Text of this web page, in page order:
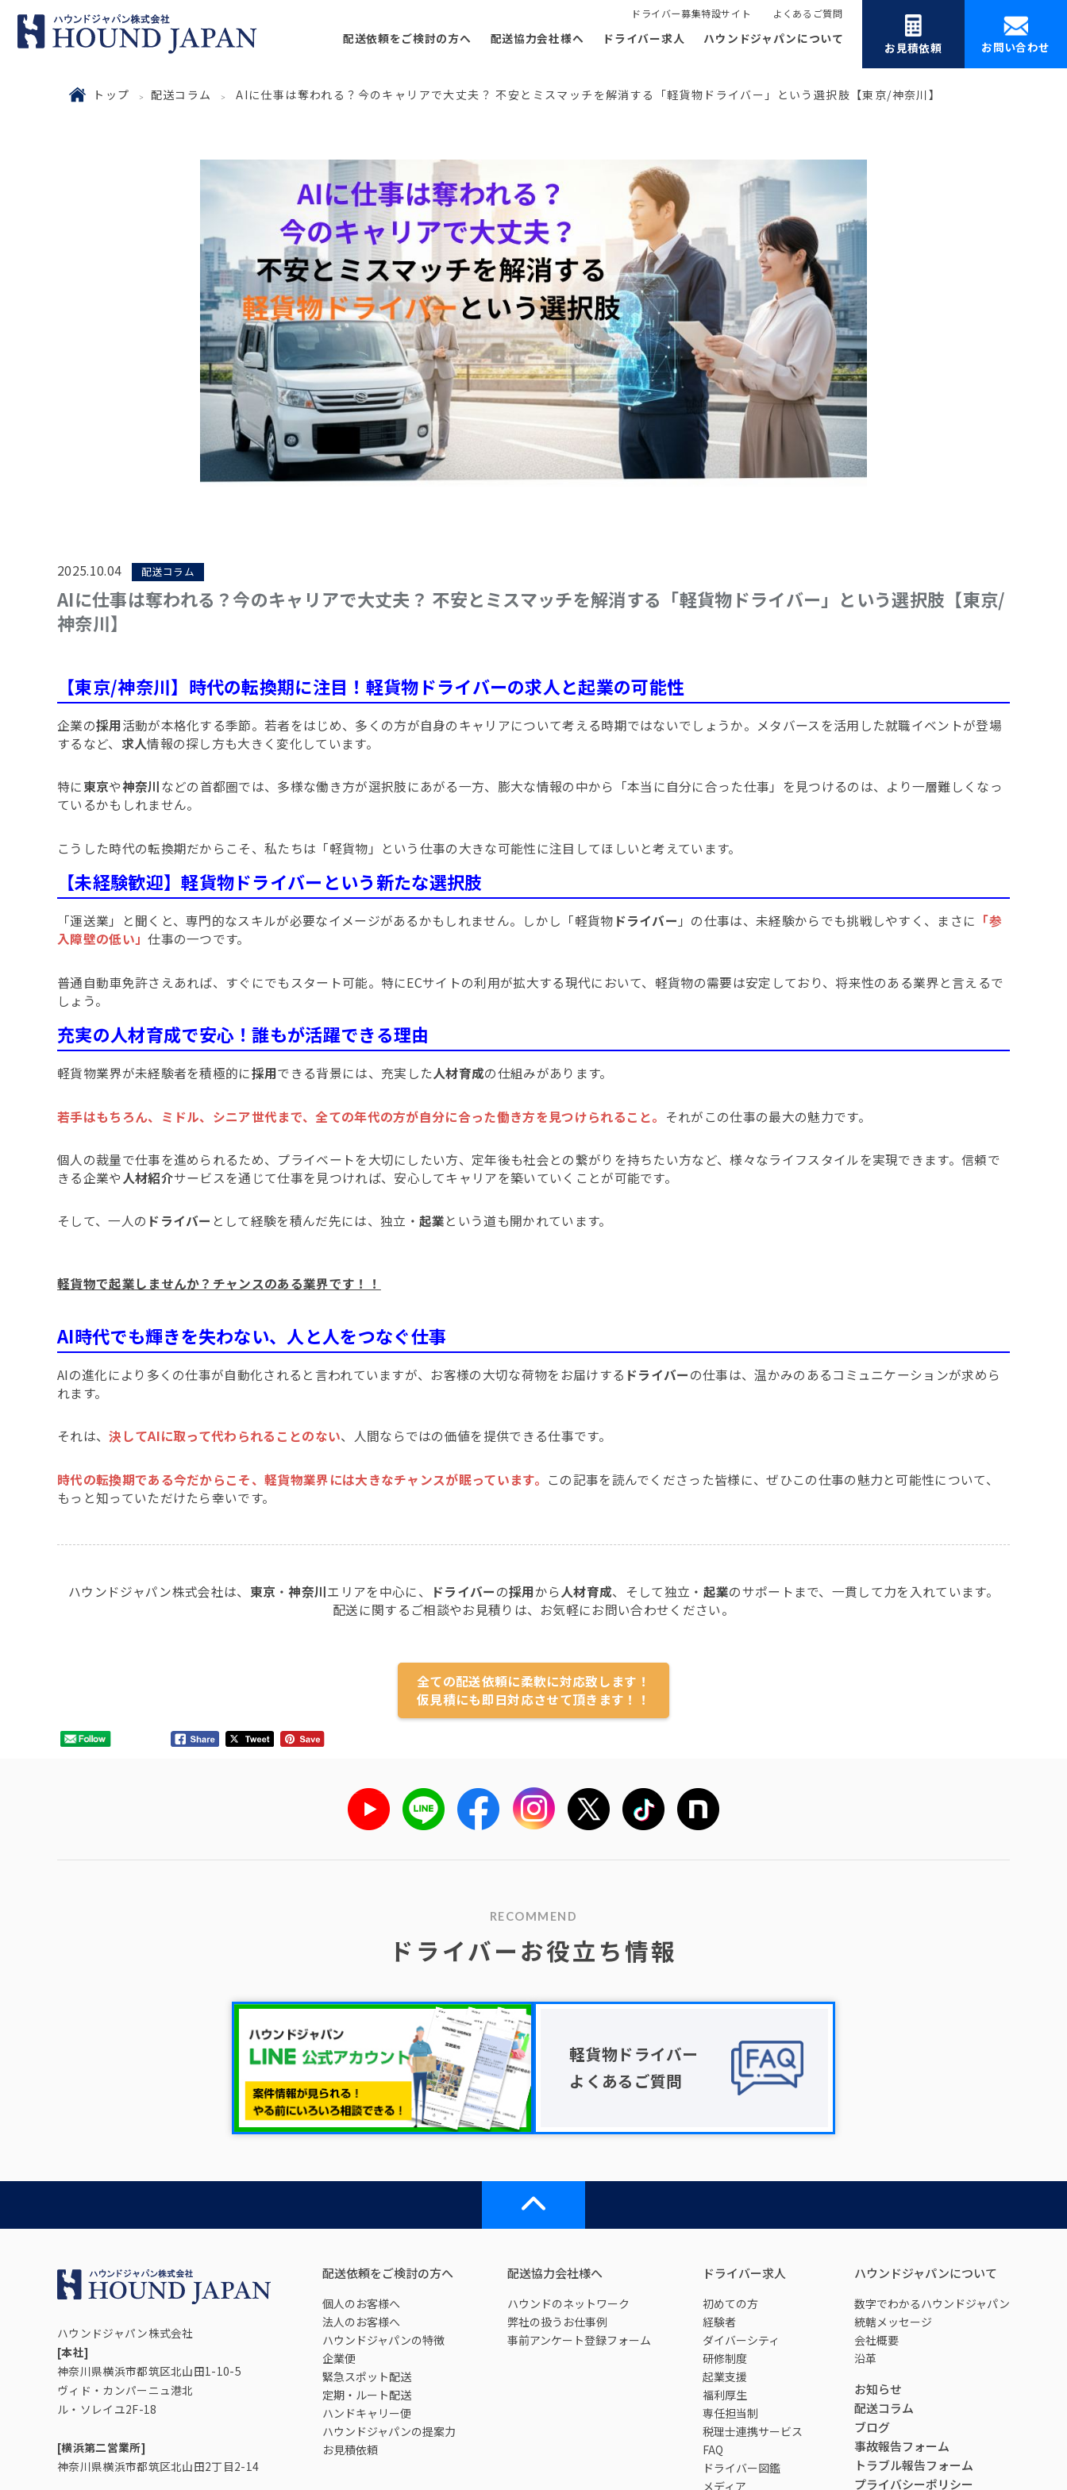
ドライバー募集特設サイト よくあるご質問
配送依頼をご検討の方へ 配送協力会社様へ ドライバー求人 ハウンドジャパンについて
お見積依頼 お問い合わせ
トップ 配送コラム AIに仕事は奪われる？今のキャリアで大丈夫？ 不安とミスマッチを解消する「軽貨物ドライバー」という選択肢【東京/神奈川】
2025.10.04 配送コラム
AIに仕事は奪われる？今のキャリアで大丈夫？ 不安とミスマッチを解消する「軽貨物ドライバー」という選択肢【東京/
神奈川】
【東京/神奈川】時代の転換期に注目！軽貨物ドライバーの求人と起業の可能性
企業の採用活動が本格化する季節。若者をはじめ、多くの方が自身のキャリアについて考える時期ではないでしょうか。メタバースを活用した就職イベントが登場
するなど、 求人情報の探し方も大きく変化しています。
特に東京や神奈川などの首都圏では、多様な働き方が選択肢にあがる一方、膨大な情報の中から「本当に自分に合った仕事」を見つけるのは、より一層難しくなっ
ているかもしれません。
こうした時代の転換期だからこそ、私たちは「軽貨物」という仕事の大きな可能性に注目してほしいと考えています。
【未経験歓迎】軽貨物ドライバーという新たな選択肢
「運送業」と聞くと、専門的なスキルが必要なイメージがあるかもしれません。しかし「軽貨物 ドライバー 」の仕事は、未経験からでも挑戦しやすく、まさに 「参
入障壁の低い」仕事の一つです。
普通自動車免許さえあれば、すぐにでもスタート可能。特にECサイトの利用が拡大する現代において、軽貨物の需要は安定しており、将来性のある業界と言えるで
しょう。
充実の人材育成で安心！誰もが活躍できる理由
軽貨物業界が未経験者を積極的に採用できる背景には、充実した人材育成の仕組みがあります。
若手はもちろん、ミドル、シニア世代まで、全ての年代の方が自分に合った働き方を見つけられること。 それがこの仕事の最大の魅力です。
個人の裁量で仕事を進められるため、プライベートを大切にしたい方、定年後も社会との繋がりを持ちたい方など、様々なライフスタイルを実現できます。信頼で
きる企業や人材紹介サービスを通じて仕事を見つければ、安心してキャリアを築いていくことが可能です。
そして、一人の ドライバー として経験を積んだ先には、独立・ 起業という道も開かれています。
軽貨物で起業しませんか？チャンスのある業界です！！
AI時代でも輝きを失わない、人と人をつなぐ仕事
AIの進化により多くの仕事が自動化されると言われていますが、お客様の大切な荷物をお届けする ドライバーの仕事は、温かみのあるコミュニケーションが求めら
れます。
それは、決してAIに取って代わられることのない、人間ならではの価値を提供できる仕事です。
時代の転換期である今だからこそ、軽貨物業界には大きなチャンスが眠っています。 この記事を読んでくださった皆様に、ぜひこの仕事の魅力と可能性について、
もっと知っていただけたら幸いです。
ハウンドジャパン株式会社は、 東京 ・神奈川エリアを中心に、 ドライバーの採用から人材育成、そして独立・ 起業のサポートまで、一貫して力を入れています。
配送に関するご相談やお見積りは、お気軽にお問い合わせください。
全ての配送依頼に柔軟に対応致します！
仮見積にも即日対応させて頂きます！！
RECOMMEND
ドライバーお役立ち情報
軽貨物ドライバー
よくあるご質問
ハウンドジャパン株式会社
[本社]
神奈川県横浜市都筑区北山田1-10-5
ヴィド・カンパーニュ港北
ル・ソレイユ2F-18
[横浜第二営業所]
神奈川県横浜市都筑区北山田2丁目2-14
配送依頼をご検討の方へ
個人のお客様へ
法人のお客様へ
ハウンドジャパンの特徴
企業便
緊急スポット配送
定期・ルート配送
ハンドキャリー便
ハウンドジャパンの提案力
お見積依頼
配送協力会社様へ
ハウンドのネットワーク
弊社の扱うお仕事例
事前アンケート登録フォーム
ドライバー求人
初めての方
経験者
ダイバーシティ
研修制度
起業支援
福利厚生
専任担当制
税理士連携サービス
FAQ
ドライバー図鑑
メディア
ハウンドジャパンについて
数字でわかるハウンドジャパン
統轄メッセージ
会社概要
沿革
お知らせ
配送コラム
ブログ
事故報告フォーム
トラブル報告フォーム
プライバシーポリシー